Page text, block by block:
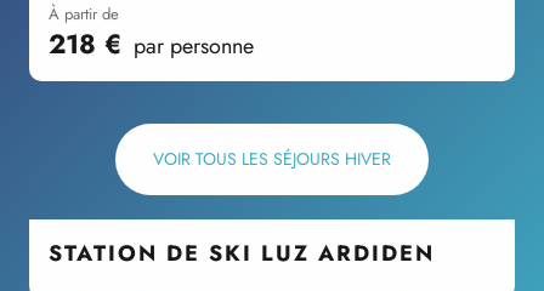
à partir de
218 € par personne
VOIR TOUS LES SÉJOURS HIVER
STATION DE SKI LUZ ARDIDEN